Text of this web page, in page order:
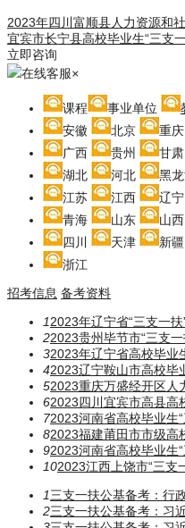
2023年四川富顺县人力资源和
宜宾市长宁县高校毕业生“三支
立即咨询
在线客服×
课程 事业单位
安徽
北京 重庆
广西
贵州 甘肃
湖北
河北 黑
江苏
江西 辽宁
青海
山东 山西
四川
天津 新疆
浙江
招考信息 备考资料
12023年辽宁省“三支一
22023贵州毕节市“三支
32023年辽宁省高校毕业
42023辽宁鞍山市高校毕
52023重庆万盛经开区人
62023四川宜宾市高县高
72023河南省高校毕业生
82023福建莆田市市级高
92023河南省高校毕业生
102023江西上饶市“三支
1三支一扶公基备考：行
2三支一扶公基备考：习